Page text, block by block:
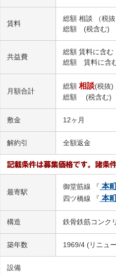
賃料
総額 相談 （税
総額 (税含む)
共益費
総額 賃料に含む
総額 賃料に含
月額合計
総額 相談(税抜)
総額
(税含む)
敷金 12ヶ月
解約引 全額返金
最寄駅
御堂筋線 『 本
四ツ橋線 『 本
構造 鉄骨鉄筋コン
築年数 1969/4 (リニュ
設備